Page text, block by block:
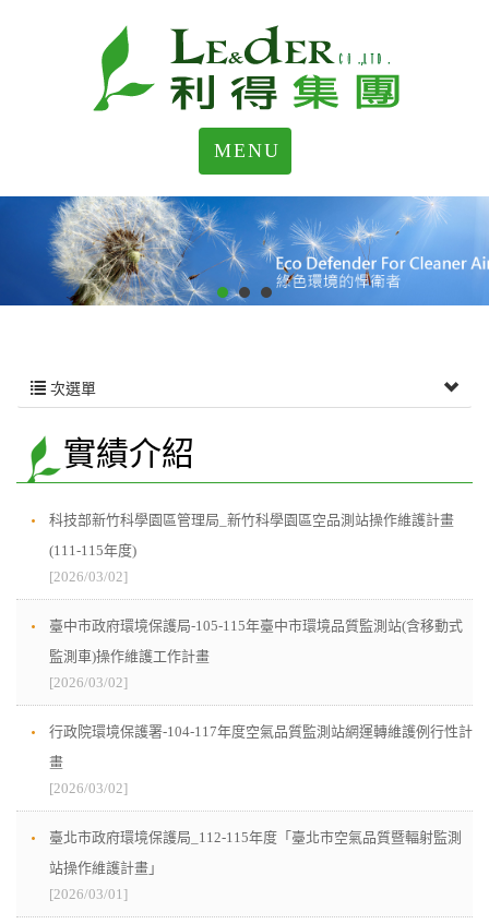
MENU
次選單
實績介紹
科技部新竹科學園區管理局_新竹科學園區空品測站操作維護計畫
(111-115年度)
[2026/03/02]
臺中市政府環境保護局-105-115年臺中市環境品質監測站(含移動式
監測車)操作維護工作計畫
[2026/03/02]
行政院環境保護署-104-117年度空氣品質監測站網運轉維護例行性計
畫
[2026/03/02]
臺北市政府環境保護局_112-115年度「臺北市空氣品質暨輻射監測
站操作維護計畫」
[2026/03/01]